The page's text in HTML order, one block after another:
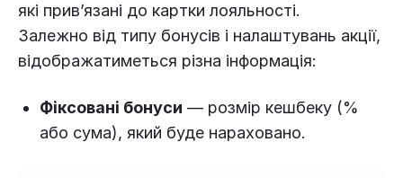
які прив’язані до картки лояльності.
Залежно від типу бонусів і налаштувань акції,
відображатиметься різна інформація:
Фіксовані бонуси — розмір кешбеку (%
або сума), який буде нараховано.